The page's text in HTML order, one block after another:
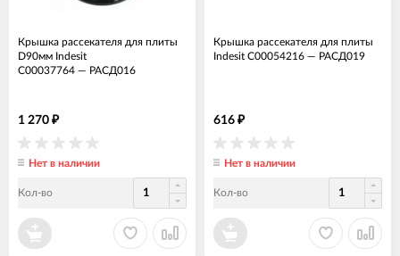
Крышка рассекателя для плиты
D90мм Indesit
C00037764 — РАСД016
1 270 ₽
Нет в наличии
Кол-во
Крышка рассекателя для плиты
Indesit C00054216 — РАСД019
616 ₽
Нет в наличии
Кол-во